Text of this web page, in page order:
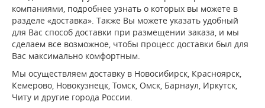
компаниями, подробнее узнать о которых вы можете в
разделе «доставка». Также Вы можете указать удобный
для Вас способ доставки при размещении заказа, и мы
сделаем все возможное, чтобы процесс доставки был для
Вас максимально комфортным.
Мы осуществляем доставку в Новосибирск, Красноярск,
Кемерово, Новокузнецк, Томск, Омск, Барнаул, Иркутск,
Читу и другие города России.